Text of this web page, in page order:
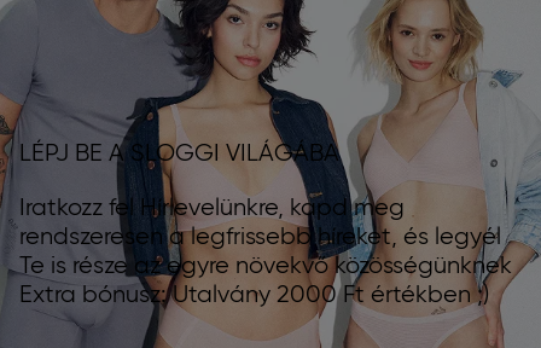
LÉPJ BE A SLOGGI VILÁGÁBA
Iratkozz fel Hírlevelünkre, kapd meg
rendszeresen a legfrissebb híreket, és legyél
Te is része az egyre növekvő közösségünknek
Extra bónusz: Utalvány 2000 Ft értékben ;)